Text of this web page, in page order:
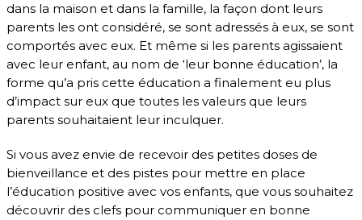
dans la maison et dans la famille, la façon dont leurs
parents les ont considéré, se sont adressés à eux, se sont
comportés avec eux. Et même si les parents agissaient
avec leur enfant, au nom de ‘leur bonne éducation’, la
forme qu’a pris cette éducation a finalement eu plus
d’impact sur eux que toutes les valeurs que leurs
parents souhaitaient leur inculquer.
Si vous avez envie de recevoir des petites doses de
bienveillance et des pistes pour mettre en place
l’éducation positive avec vos enfants, que vous souhaitez
découvrir des clefs pour communiquer en bonne